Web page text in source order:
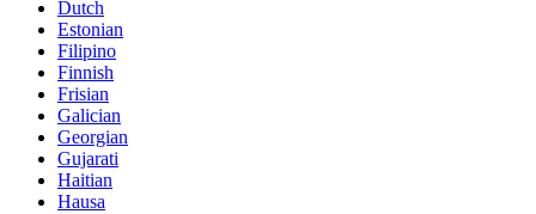
Dutch
Estonian
Filipino
Finnish
Frisian
Galician
Georgian
Gujarati
Haitian
Hausa